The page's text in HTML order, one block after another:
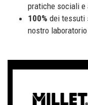
pratiche sociali e
100% dei tessuti
nostro